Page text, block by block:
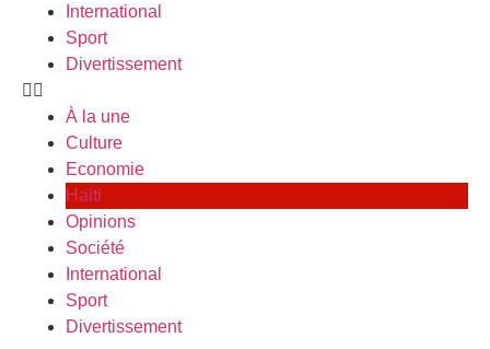
International
Sport
Divertissement
À la une
Culture
Economie
Haiti
Opinions
Société
International
Sport
Divertissement